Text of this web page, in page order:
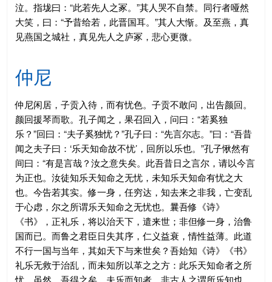
泣。指垅曰：“此若先人之冢。”其人哭不自禁。同行者哑然
大笑，曰：“予昔给若，此晋国耳。”其人大惭。及至燕，真
见燕国之城社，真见先人之庐冢，悲心更微。
仲尼
仲尼闲居，子贡入待，而有忧色。子贡不敢问，出告颜回。
颜回援琴而歌。孔子闻之，果召回入，问曰：“若奚独
乐？”回曰：“夫子奚独忧？”孔子曰：“先言尔志。”曰：“吾昔
闻之夫子曰：‘乐天知命故不忧’，回所以乐也。”孔子愀然有
间曰：“有是言哉？汝之意失矣。此吾昔日之言尔，请以今言
为正也。汝徒知乐天知命之无忧，未知乐天知命有忧之大
也。今告若其实。修一身，任穷达，知去来之非我，亡变乱
于心虑，尔之所谓乐天知命之无忧也。曩吾修《诗》
《书》，正礼乐，将以治天下，遣来世；非但修一身，治鲁
国而已。而鲁之君臣日失其序，仁义益衰，情性益薄。此道
不行一国与当年，其如天下与来世矣？吾始知《诗》《书》
礼乐无救于治乱，而未知所以革之之方：此乐天知命者之所
忧。虽然，吾得之矣。夫乐而知者，非古人之谓所乐知也。